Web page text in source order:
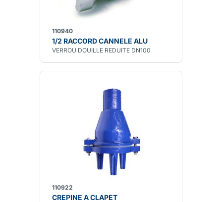
110940
1/2 RACCORD CANNELE ALU
VERROU DOUILLE REDUITE DN100
110922
CREPINE A CLAPET